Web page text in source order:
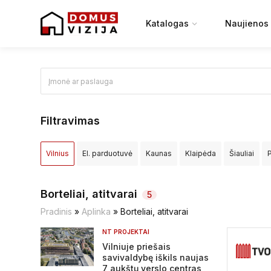
Katalogas Naujienos
Filtravimas
Vilnius El. parduotuvė Kaunas Klaipėda Šiauliai
Kretingos raj. Kupiškio raj. Lazdijų raj.
Pasvalio raj. Plungės raj.
Širvintų raj. Švenčionių raj. Tauragės raj. Telšių raj.
Borteliai, atitvarai
5
Pradinis » Aplinka » Borteliai, atitvarai
NT PROJEKTAI
Vilniuje priešais
savivaldybę iškils naujas
7 aukštų verslo centras